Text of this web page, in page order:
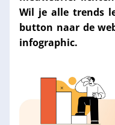
Wil je alle trends
button naar de
infographic.